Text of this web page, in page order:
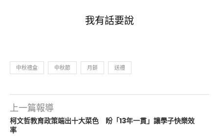
我有話要說
中秋禮盒 中秋節 月餅 送禮
上一篇報導
柯文哲教育政策端出十大菜色 盼「13年一貫」讓學子快樂效
率